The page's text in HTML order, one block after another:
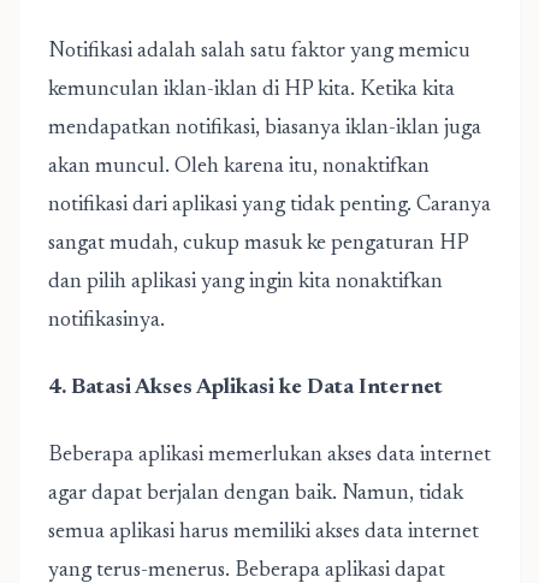
Notifikasi adalah salah satu faktor yang memicu
kemunculan iklan-iklan di HP kita. Ketika kita
mendapatkan notifikasi, biasanya iklan-iklan juga
akan muncul. Oleh karena itu, nonaktifkan
notifikasi dari aplikasi yang tidak penting. Caranya
sangat mudah, cukup masuk ke pengaturan HP
dan pilih aplikasi yang ingin kita nonaktifkan
notifikasinya.
4. Batasi Akses Aplikasi ke Data Internet
Beberapa aplikasi memerlukan akses data internet
agar dapat berjalan dengan baik. Namun, tidak
semua aplikasi harus memiliki akses data internet
yang terus-menerus. Beberapa aplikasi dapat